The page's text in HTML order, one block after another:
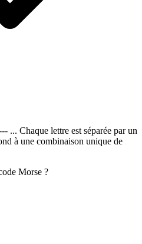
... Chaque lettre est séparée par un
à une combinaison unique de
Morse ?